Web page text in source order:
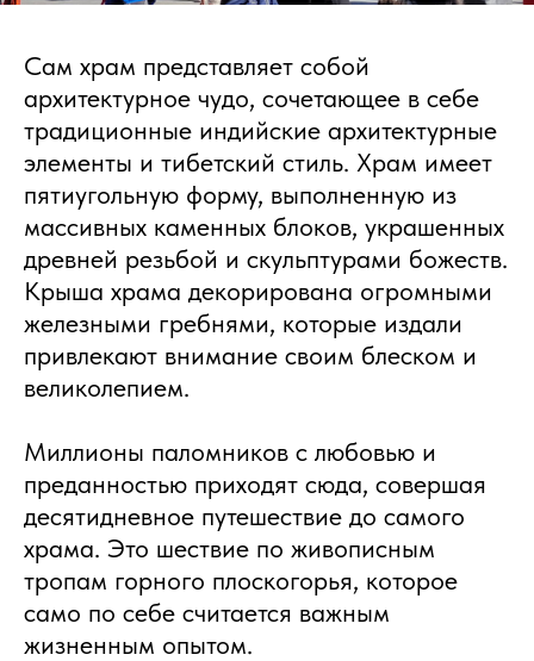
Сам храм представляет собой
архитектурное чудо, сочетающее в себе
традиционные индийские архитектурные
элементы и тибетский стиль. Храм имеет
пятиугольную форму, выполненную из
массивных каменных блоков, украшенных
древней резьбой и скульптурами божеств.
Крыша храма декорирована огромными
железными гребнями, которые издали
привлекают внимание своим блеском и
великолепием.
Миллионы паломников с любовью и
преданностью приходят сюда, совершая
десятидневное путешествие до самого
храма. Это шествие по живописным
тропам горного плоскогорья, которое
само по себе считается важным
жизненным опытом.